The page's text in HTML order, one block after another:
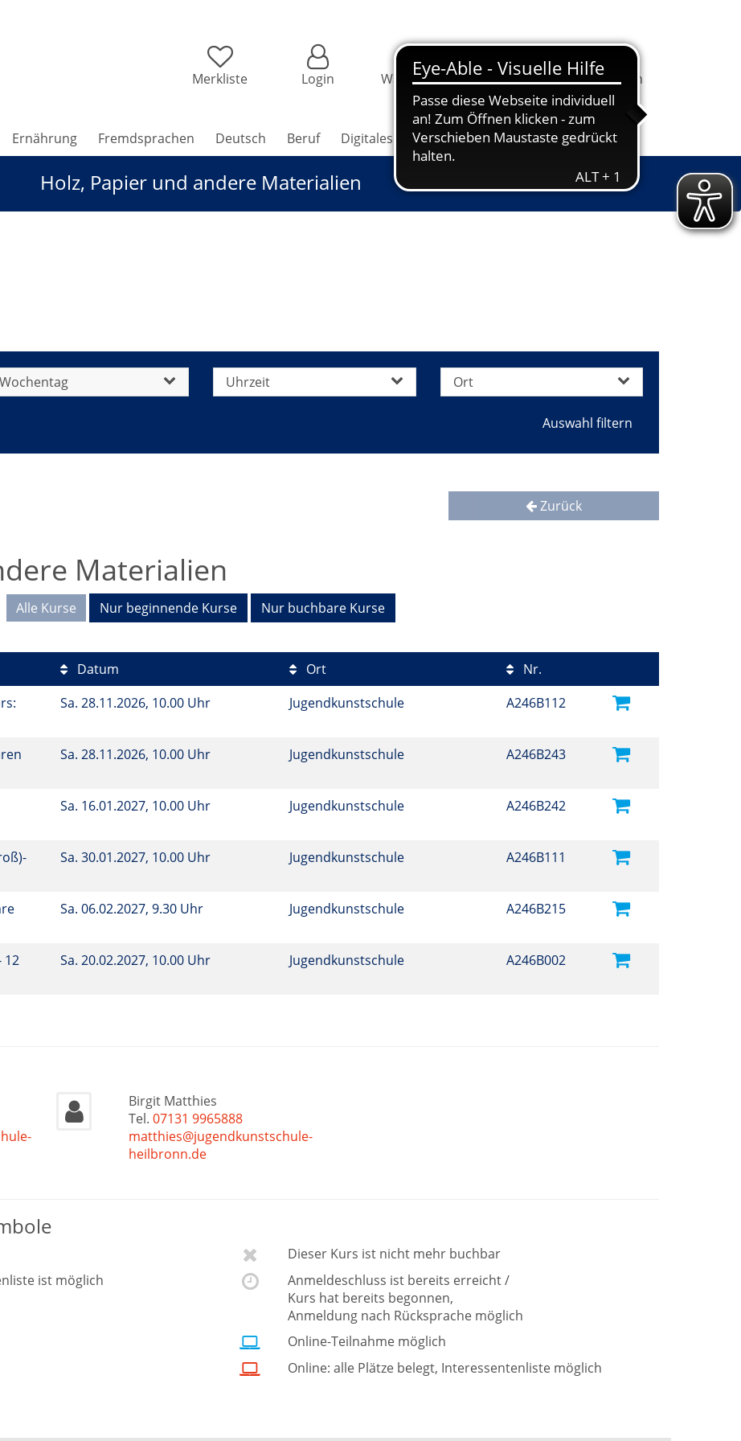
Merkliste Login Warenkorb Information Programm
Ernährung Fremdsprachen Deutsch Beruf Digitales Grundbildung Jugendkunstschule
Holz, Papier und andere Materialien
Wochentag Uhrzeit Ort
Zurück
Materialien
Alle Kurse Nur beginnende Kurse Nur buchbare Kurse
Datum Ort
Nr.
Sa. 28.11.2026, 10.00 Uhr Jugendkunstschule A246B112
Sa. 28.11.2026, 10.00 Uhr Jugendkunstschule A246B243
Sa. 16.01.2027, 10.00 Uhr Jugendkunstschule A246B242
Sa. 30.01.2027, 10.00 Uhr Jugendkunstschule A246B111
Sa. 06.02.2027, 9.30 Uhr Jugendkunstschule A246B215
12
Sa. 20.02.2027, 10.00 Uhr Jugendkunstschule A246B002
Birgit Matthies
Tel. 07131 9965888
matthies@jugendkunstschule-
heilbronn.de
ist möglich
Dieser Kurs ist nicht mehr buchbar
Anmeldeschluss ist bereits erreicht /
Kurs hat bereits begonnen,
Anmeldung nach Rücksprache möglich
Online-Teilnahme möglich
Online: alle Plätze belegt, Interessentenliste möglich